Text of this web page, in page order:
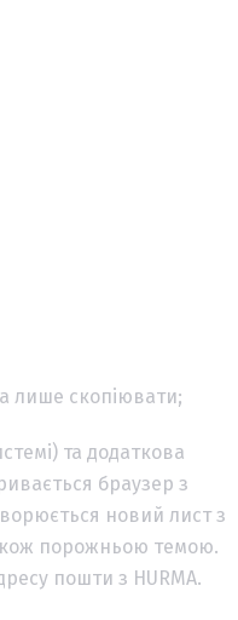
лише скопіювати;
та додаткова
браузер з
новий лист з
порожньою темою.
пошти з HURMA.